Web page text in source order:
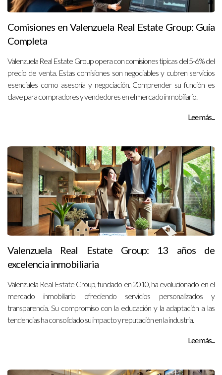
Comisiones en Valenzuela Real Estate Group: Guía
Completa
Valenzuela Real Estate Group opera con comisiones típicas del 5-6% del
precio de venta. Estas comisiones son negociables y cubren servicios
esenciales como asesoría y negociación. Comprender su función es
clave para compradores y vendedores en el mercado inmobiliario.
Lee más...
Valenzuela Real Estate Group: 13 años de
excelencia inmobiliaria
Valenzuela Real Estate Group, fundado en 2010, ha evolucionado en el
mercado inmobiliario ofreciendo servicios personalizados y
transparencia. Su compromiso con la educación y la adaptación a las
tendencias ha consolidado su impacto y reputación en la industria.
Lee más...